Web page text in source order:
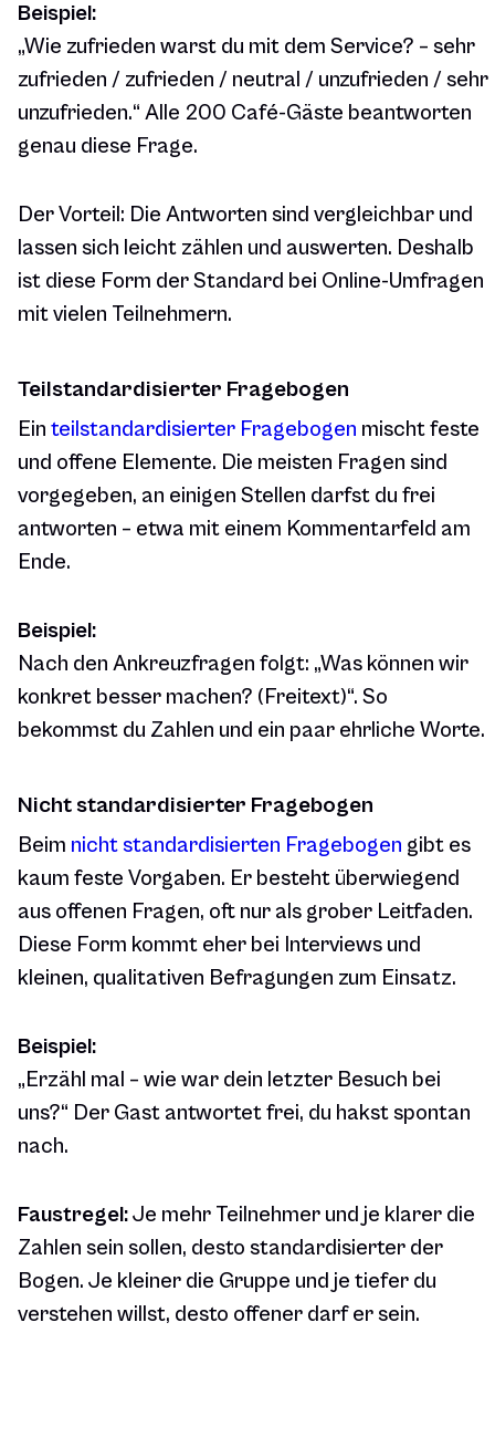
Beispiel:
„Wie zufrieden warst du mit dem Service? – sehr
zufrieden / zufrieden / neutral / unzufrieden / sehr
unzufrieden.“ Alle 200 Café-Gäste beantworten
genau diese Frage.
Der Vorteil: Die Antworten sind vergleichbar und
lassen sich leicht zählen und auswerten. Deshalb
ist diese Form der Standard bei Online-Umfragen
mit vielen Teilnehmern.
Teilstandardisierter Fragebogen
Ein teilstandardisierter Fragebogen mischt feste
und offene Elemente. Die meisten Fragen sind
vorgegeben, an einigen Stellen darfst du frei
antworten – etwa mit einem Kommentarfeld am
Ende.
Beispiel:
Nach den Ankreuzfragen folgt: „Was können wir
konkret besser machen? (Freitext)“. So
bekommst du Zahlen und ein paar ehrliche Worte.
Nicht standardisierter Fragebogen
Beim nicht standardisierten Fragebogen gibt es
kaum feste Vorgaben. Er besteht überwiegend
aus offenen Fragen, oft nur als grober Leitfaden.
Diese Form kommt eher bei Interviews und
kleinen, qualitativen Befragungen zum Einsatz.
Beispiel:
„Erzähl mal – wie war dein letzter Besuch bei
uns?“ Der Gast antwortet frei, du hakst spontan
nach.
Faustregel:Je mehr Teilnehmer und je klarer die
Zahlen sein sollen, desto standardisierter der
Bogen. Je kleiner die Gruppe und je tiefer du
verstehen willst, desto offener darf er sein.